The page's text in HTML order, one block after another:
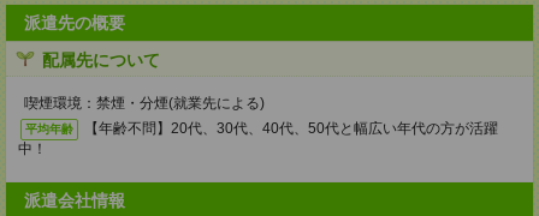
派遣先の概要
配属先について
喫煙環境：禁煙・分煙(就業先による)
平均年齢
【年齢不問】20代、30代、40代、50代と幅広い年代の方が活躍
中！
派遣会社情報